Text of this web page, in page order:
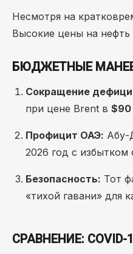
Несмотря на
Высокие цены на
БЮДЖЕТНЫЕ
Сокращение
при цене Brent в $90
Профицит ОАЭ: Абу-
2026 год с избытком
Безопасность: Тот
«тихой гавани» для
СРАВНЕНИЕ: